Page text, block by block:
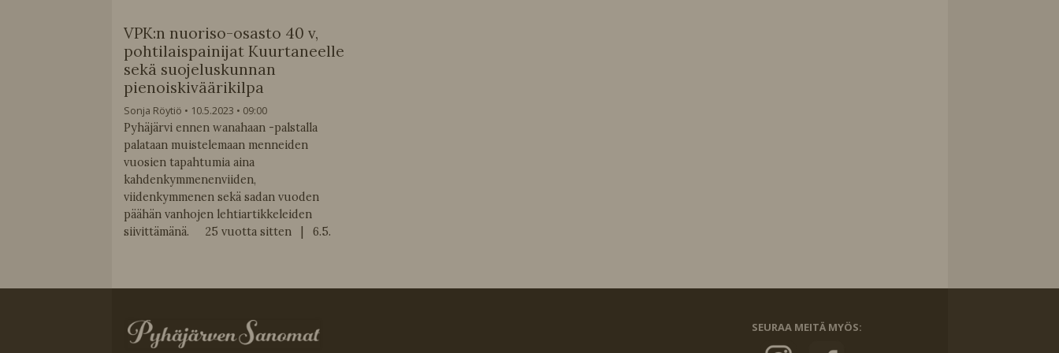
VPK:n nuoriso-osasto 40 v,
pohtilaispainijat Kuurtaneelle
sekä suojeluskunnan
pienoiskiväärikilpa
Sonja Röytiö 10.5.2023
09:00
Pyhäjärvi ennen wanahaan -palstalla
palataan muistelemaan menneiden
vuosien tapahtumia aina
kahdenkymmenenviiden,
viidenkymmenen sekä sadan vuoden
päähän vanhojen lehtiartikkeleiden
siivittämänä. 25 vuotta sitten | 6.5.
SEURAA MEITÄ MYÖS: